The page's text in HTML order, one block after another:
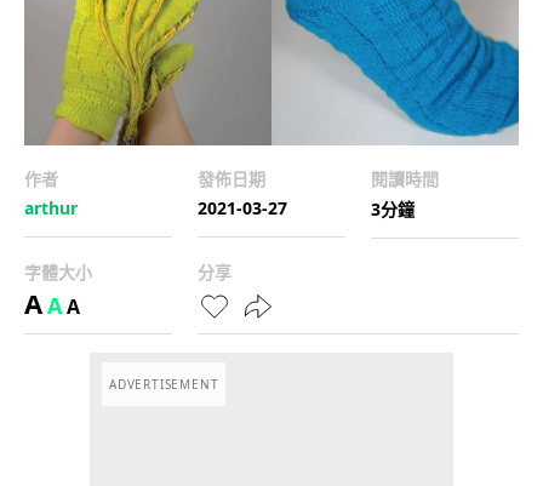
作者
arthur
發佈日期
2021-03-27
閱讀時間
3分鐘
字體大小
AAA
分享
ADVERTISEMENT